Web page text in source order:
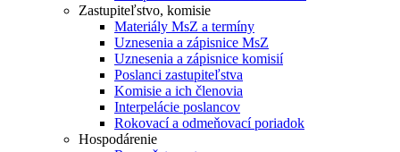
Zastupiteľstvo, komisie
Materiály MsZ a termíny
Uznesenia a zápisnice MsZ
Uznesenia a zápisnice komisií
Poslanci zastupiteľstva
Komisie a ich členovia
Interpelácie poslancov
Rokovací a odmeňovací poriadok
Hospodárenie